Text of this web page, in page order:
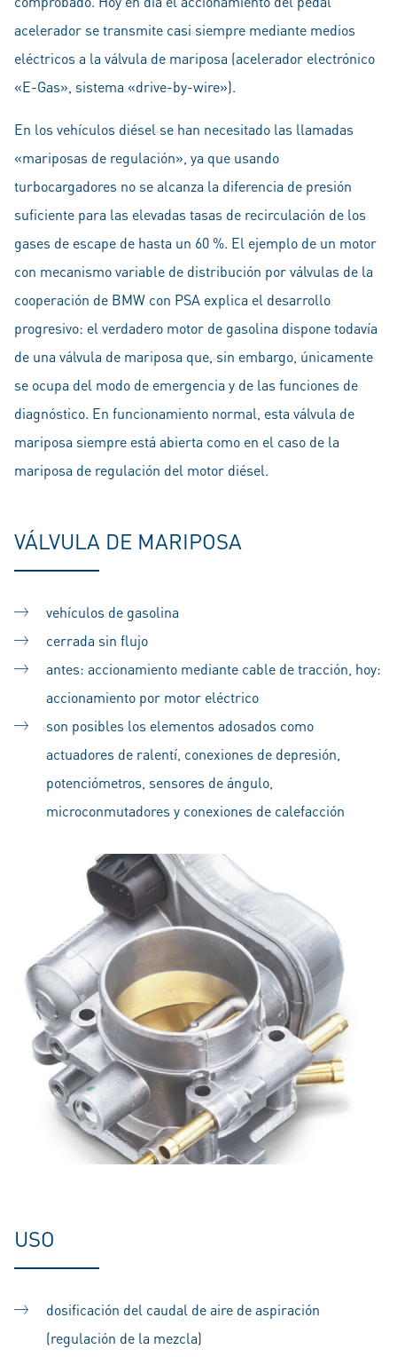
acelerador se transmite casi siempre mediante medios
eléctricos a la válvula de mariposa (acelerador electrónico
«E-Gas», sistema «drive-by-wire»).
En los vehículos diésel se han necesitado las llamadas
«mariposas de regulación», ya que usando
turbocargadores no se alcanza la diferencia de presión
suficiente para las elevadas tasas de recirculación de los
gases de escape de hasta un 60 %. El ejemplo de un motor
con mecanismo variable de distribución por válvulas de la
cooperación de BMW con PSA explica el desarrollo
progresivo: el verdadero motor de gasolina dispone todavía
de una válvula de mariposa que, sin embargo, únicamente
se ocupa del modo de emergencia y de las funciones de
diagnóstico. En funcionamiento normal, esta válvula de
mariposa siempre está abierta como en el caso de la
mariposa de regulación del motor diésel.
VÁLVULA DE MARIPOSA
vehículos de gasolina
cerrada sin flujo
antes: accionamiento mediante cable de tracción, hoy:
accionamiento por motor eléctrico
son posibles los elementos adosados como
actuadores de ralentí, conexiones de depresión,
potenciómetros, sensores de ángulo,
microconmutadores y conexiones de calefacción
USO
dosificación del caudal de aire de aspiración
(regulación de la mezcla)